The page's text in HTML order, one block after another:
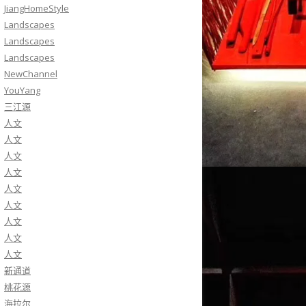
JiangHomeStyle
Landscapes
Landscapes
Landscapes
NewChannel
YouYang
三江源
人文
人文
人文
人文
人文
人文
人文
人文
人文
新通道
桃花源
海拉尔